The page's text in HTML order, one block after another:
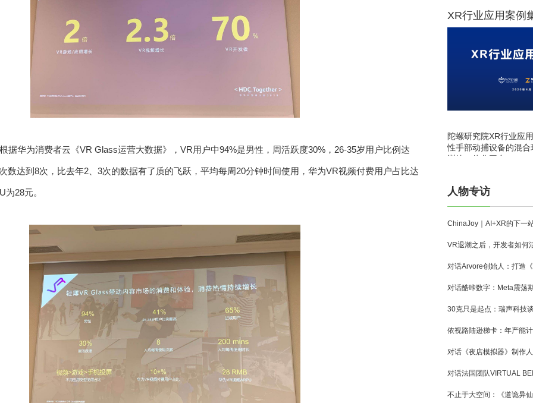
据华为消费者云《VR Glass运营大数据》， VR用户中94%是男性，周活跃度30% ， 26-35岁用户比例达
数达到 8次，比去年2 3次的数据有了质的飞跃，平均每周20分钟时间使用，华为VR视频付费用户占比达
为28元。
XR行业应用案例
陀螺研究院XR行业应
性手部动捕设备的混
训练一体化平台
人物专访